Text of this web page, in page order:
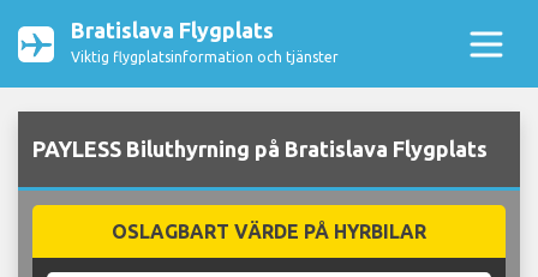
Bratislava Flygplats
Viktig flygplatsinformation och tjänster
PAYLESS Biluthyrning på Bratislava Flygplats
OSLAGBART VÄRDE PÅ HYRBILAR